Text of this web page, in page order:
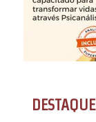
DESTAQUE